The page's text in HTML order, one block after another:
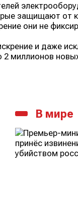
защищают от
они не
и даже
миллионов
В мире